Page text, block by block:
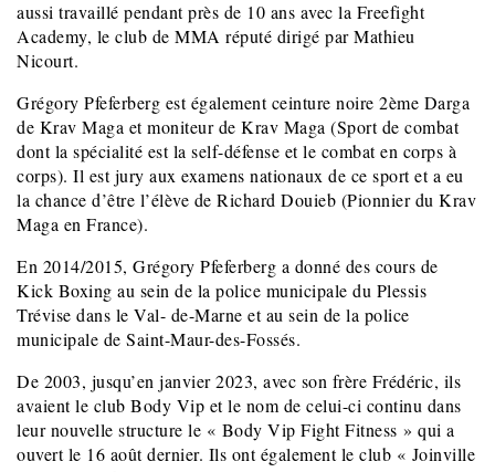
aussi travaillé pendant près de 10 ans avec la Freefight
Academy, le club de MMA réputé dirigé par Mathieu
Nicourt.
Grégory Pfeferberg est également ceinture noire 2ème Darga
de Krav Maga et moniteur de Krav Maga (Sport de combat
dont la spécialité est la self-défense et le combat en corps à
corps). Il est jury aux examens nationaux de ce sport et a eu
la chance d’être l’élève de Richard Douieb (Pionnier du Krav
Maga en France).
En 2014/2015, Grégory Pfeferberg a donné des cours de
Kick Boxing au sein de la police municipale du Plessis
Trévise dans le Val- de-Marne et au sein de la police
municipale de Saint-Maur-des-Fossés.
De 2003, jusqu’en janvier 2023, avec son frère Frédéric, ils
avaient le club Body Vip et le nom de celui-ci continu dans
leur nouvelle structure le « Body Vip Fight Fitness » qui a
ouvert le 16 août dernier. Ils ont également le club « Joinville